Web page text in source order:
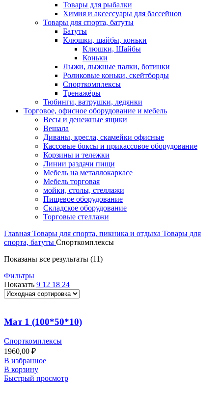
Товары для рыбалки
Химия и аксессуары для бассейнов
Товары для спорта, батуты
Батуты
Клюшки, шайбы, коньки
Клюшки, Шайбы
Коньки
Лыжи, лыжные палки, ботинки
Роликовые коньки, скейтборды
Спорткомплексы
Тренажёры
Тюбинги, ватрушки, ледянки
Торговое, офисное оборудование и мебель
Весы и денежные ящики
Вешала
Диваны, кресла, скамейки офисные
Кассовые боксы и прикассовое оборудование
Корзины и тележки
Линии раздачи пищи
Мебель на металлокаркасе
Мебель торговая
мойки, столы, стеллажи
Пищевое оборудование
Складское оборудование
Торговые стеллажи
Главная Товары для спорта, пикника и отдыха Товары для
спорта, батуты Спорткомплексы
Показаны все результаты (11)
Фильтры
Показать 9 12 18 24
Мат 1 (100*50*10)
Спорткомплексы
1960,00 ₽
В избранное
В корзину
Быстрый просмотр